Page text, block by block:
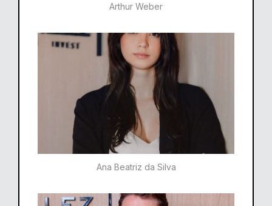
Arthur Weber
Ana Beatriz da Silva